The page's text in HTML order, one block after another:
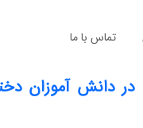
تماس با ما
دانش ‏آموزان